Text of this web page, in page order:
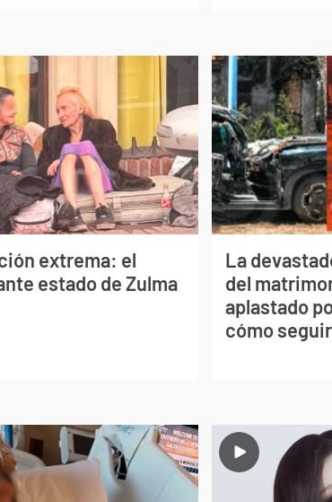
extrema: el
estado de Zulma
La
del
aplastado
cómo